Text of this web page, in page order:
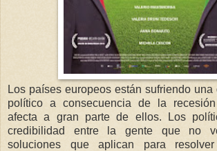
Los países europeos están sufriendo
político a consecuencia de la
afecta a gran parte de ellos. Los
credibilidad entre la gente que no
soluciones que aplican para